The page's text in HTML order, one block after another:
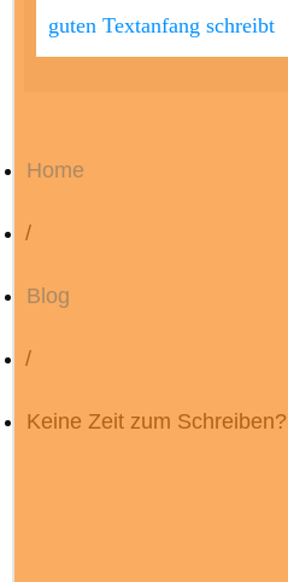
guten Textanfang schreibt
Home
/
Blog
/
Keine Zeit zum